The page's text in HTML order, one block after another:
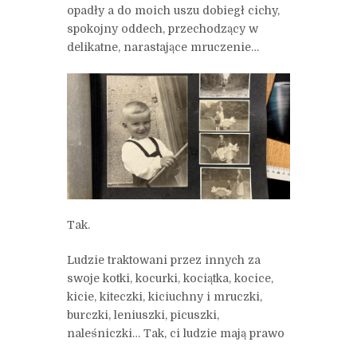
opadły a do moich uszu dobiegł cichy,
spokojny oddech, przechodzący w
delikatne, narastające mruczenie…
Tak.
Ludzie traktowani przez innych za
swoje kotki, kocurki, kociątka, kocice,
kicie, kiteczki, kiciuchny i mruczki,
burczki, leniuszki, picuszki,
naleśniczki… Tak, ci ludzie mają prawo